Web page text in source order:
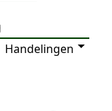
Handelingen